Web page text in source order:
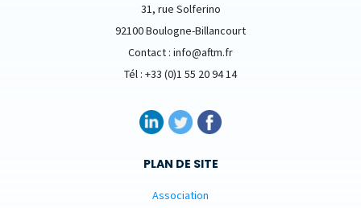
31, rue Solferino
92100 Boulogne-Billancourt
Contact : info@aftm.fr
Tél : +33 (0)1 55 20 94 14
PLAN DE SITE
Association